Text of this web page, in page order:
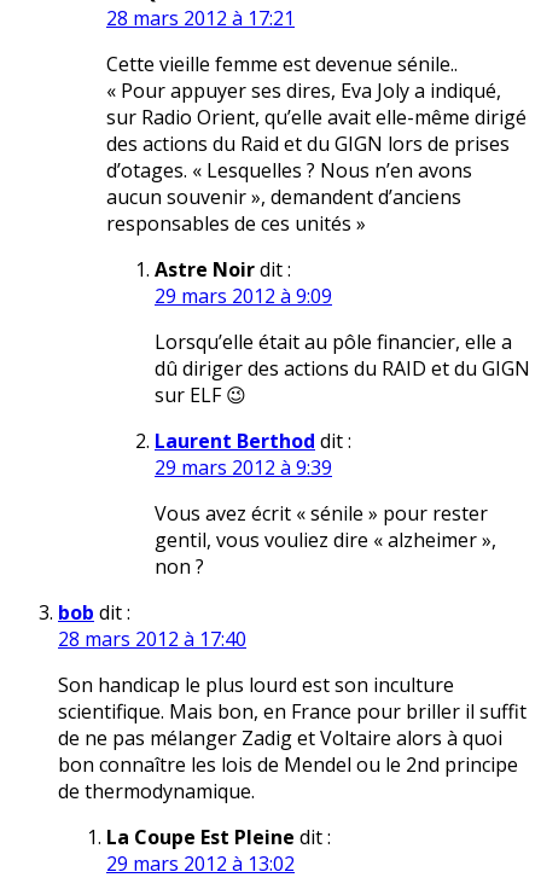
28 mars 2012 à 17:21
Cette vieille femme est devenue sénile..
« Pour appuyer ses dires, Eva Joly a indiqué,
sur Radio Orient, qu’elle avait elle-même dirigé
des actions du Raid et du GIGN lors de prises
d’otages. « Lesquelles ? Nous n’en avons
aucun souvenir », demandent d’anciens
responsables de ces unités »
Astre Noirdit :
29 mars 2012 à 9:09
Lorsqu’elle était au pôle financier, elle a
dû diriger des actions du RAID et du GIGN
sur ELF 😉
Laurent Berthod dit :
29 mars 2012 à 9:39
Vous avez écrit « sénile » pour rester
gentil, vous vouliez dire « alzheimer »,
non ?
bob dit :
28 mars 2012 à 17:40
Son handicap le plus lourd est son inculture
scientifique. Mais bon, en France pour briller il suffit
de ne pas mélanger Zadig et Voltaire alors à quoi
bon connaître les lois de Mendel ou le 2nd principe
de thermodynamique.
La Coupe Est Pleine dit :
29 mars 2012 à 13:02